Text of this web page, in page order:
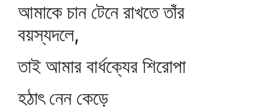
আমাকে চান টেনে রাখতে তাঁর
বয়স্যদলে,
তাই আমার বার্ধক্যের শিরোপা
হঠাৎ নেন কেড়ে